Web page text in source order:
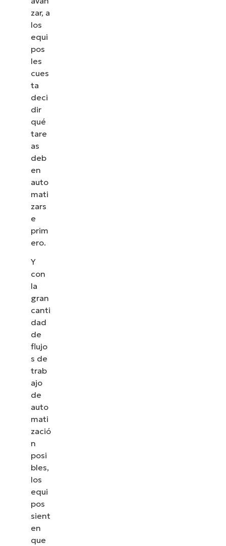
zar, a
los
equi
pos
les
cues
ta
deci
dir
qué
tare
as
deb
en
auto
mati
zars
e
prim
ero.
Y
con
la
gran
canti
dad
de
flujo
s de
trab
ajo
de
auto
mati
zació
n
posi
bles,
los
equi
pos
sient
en
que